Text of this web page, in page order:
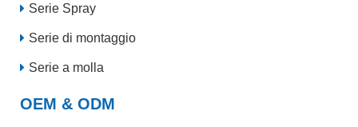
Serie Spray
Serie di montaggio
Serie a molla
OEM & ODM